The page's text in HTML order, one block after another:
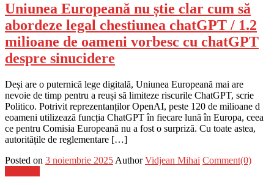
Uniunea Europeană nu știe clar cum să
abordeze legal chestiunea chatGPT / 1.2
milioane de oameni vorbesc cu chatGPT
despre sinucidere
Deși are o puternică lege digitală, Uniunea Europeană mai are
nevoie de timp pentru a reuși să limiteze riscurile ChatGPT, scrie
Politico. Potrivit reprezentanților OpenAI, peste 120 de milioane d
eoameni utilizează funcția ChatGPT în fiecare lună în Europa, ceea
ce pentru Comisia Europeană nu a fost o surpriză. Cu toate astea,
autoritățile de reglementare […]
Posted on 3 noiembrie 2025 Author Vidjean Mihai Comment(0)